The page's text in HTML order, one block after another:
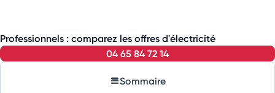
Professionnels : comparez les offres d'électricité
04 65 84 72 14
Sommaire